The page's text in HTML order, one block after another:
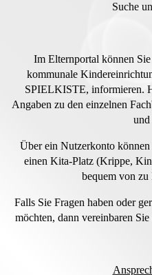
Suche
Im Elternportal können
kommunale
SPIELKISTE, informieren.
Angaben zu den einzelnen
Über ein Nutzerkonto
einen Kita-Platz (Krippe,
bequem von zu
Falls Sie Fragen haben oder
möchten, dann vereinbaren